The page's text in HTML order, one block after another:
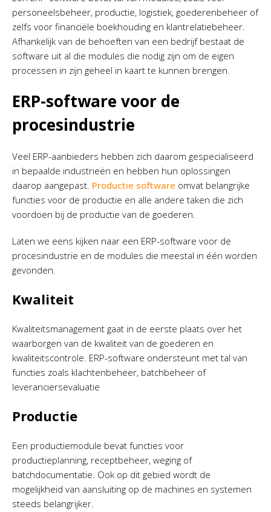
personeelsbeheer, productie, logistiek, goederenbeheer of
zelfs voor financiële boekhouding en klantrelatiebeheer.
Afhankelijk van de behoeften van een bedrijf bestaat de
software uit al die modules die nodig zijn om de eigen
processen in zijn geheel in kaart te kunnen brengen.
ERP-software voor de
procesindustrie
Veel ERP-aanbieders hebben zich daarom gespecialiseerd
in bepaalde industrieën en hebben hun oplossingen
daarop aangepast. Productie software omvat belangrijke
functies voor de productie en alle andere taken die zich
voordoen bij de productie van de goederen.
Laten we eens kijken naar een ERP-software voor de
procesindustrie en de modules die meestal in één worden
gevonden.
Kwaliteit
Kwaliteitsmanagement gaat in de eerste plaats over het
waarborgen van de kwaliteit van de goederen en
kwaliteitscontrole. ERP-software ondersteunt met tal van
functies zoals klachtenbeheer, batchbeheer of
leveranciersevaluatie
Productie
Een productiemodule bevat functies voor
productieplanning, receptbeheer, weging of
batchdocumentatie. Ook op dit gebied wordt de
mogelijkheid van aansluiting op de machines en systemen
steeds belangrijker.